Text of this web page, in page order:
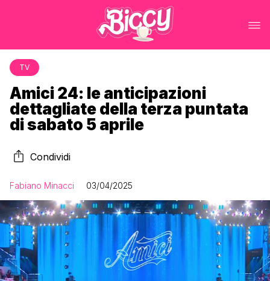
TV
Amici 24: le anticipazioni
dettagliate della terza puntata
di sabato 5 aprile
Condividi
Fabiano Minacci 03/04/2025